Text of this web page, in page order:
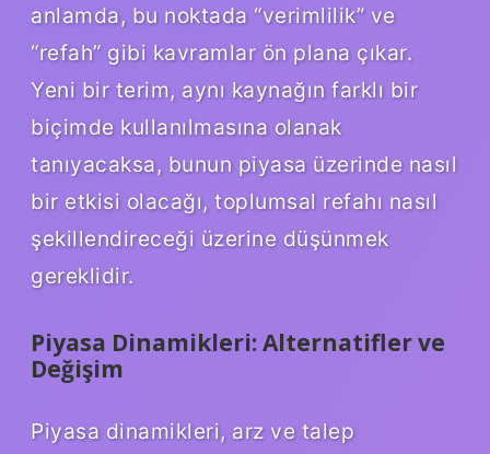
anlamda, bu noktada “verimlilik” ve
“refah” gibi kavramlar ön plana çıkar.
Yeni bir terim, aynı kaynağın farklı bir
biçimde kullanılmasına olanak
tanıyacaksa, bunun piyasa üzerinde nasıl
bir etkisi olacağı, toplumsal refahı nasıl
şekillendireceği üzerine düşünmek
gereklidir.
Piyasa Dinamikleri: Alternatifler ve
Değişim
Piyasa dinamikleri, arz ve talep